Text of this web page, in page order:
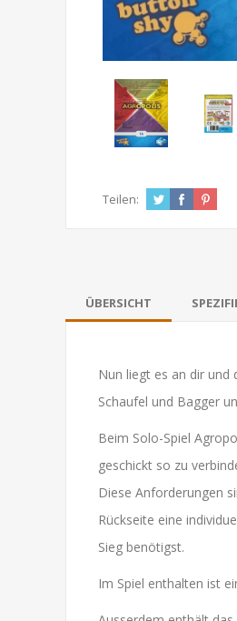
Teilen:
ÜBERSICHT
Nun liegt es an dir und
Schaufel und Bagger
Beim Solo-Spiel
geschickt so zu
Diese Anforderungen
Rückseite eine
Sieg benötigst.
Im Spiel enthalten ist